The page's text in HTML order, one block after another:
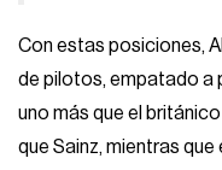
Con estas posiciones,
de pilotos, empatado a
uno más que el
que Sainz, mientras